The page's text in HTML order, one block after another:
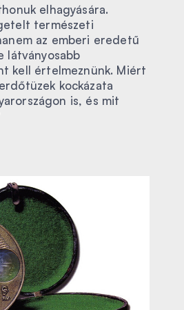
elhagyására.
természeti
az emberi eredetű
látványosabb
kell értelmeznünk. Miért
kockázata
is, és mit